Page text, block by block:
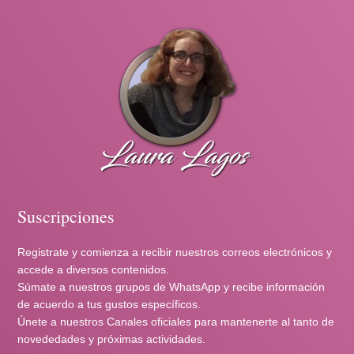
Suscripciones
Registrate y comienza a recibir nuestros correos electrónicos y
accede a diversos contenidos.
Súmate a nuestros grupos de WhatsApp y recibe información
de acuerdo a tus gustos específicos.
Únete a nuestros Canales oficiales para mantenerte al tanto de
novededades y próximas actividades.